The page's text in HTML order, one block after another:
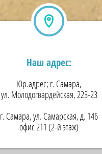
Наш адрес:
Юр.адрес; г. Самара,
ул. Молодогвардейская, 223-23
г. Самара, ул. Самарская, д. 146
офис 211 (2-й этаж)